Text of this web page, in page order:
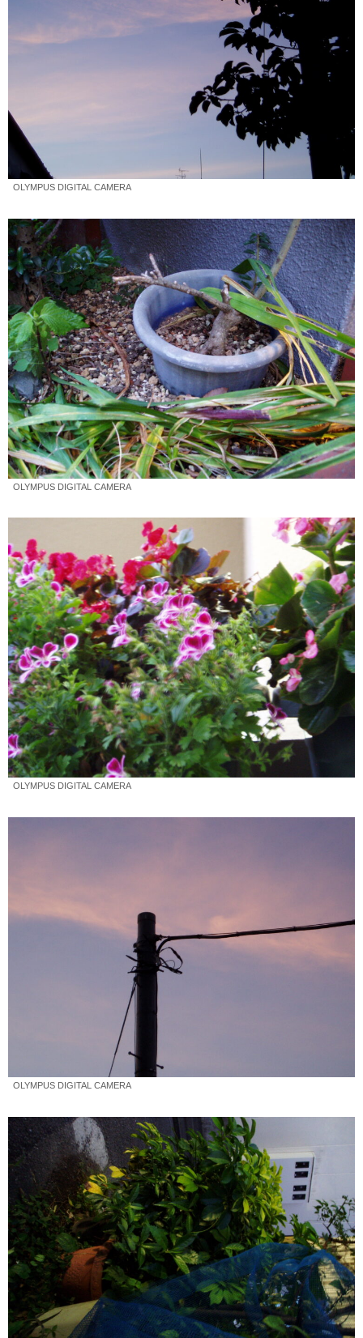
OLYMPUS DIGITAL CAMERA
OLYMPUS DIGITAL CAMERA
OLYMPUS DIGITAL CAMERA
OLYMPUS DIGITAL CAMERA